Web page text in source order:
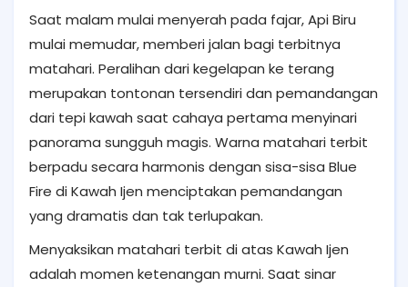
Saat malam mulai menyerah pada fajar, Api Biru
mulai memudar, memberi jalan bagi terbitnya
matahari. Peralihan dari kegelapan ke terang
merupakan tontonan tersendiri dan pemandangan
dari tepi kawah saat cahaya pertama menyinari
panorama sungguh magis. Warna matahari terbit
berpadu secara harmonis dengan sisa-sisa Blue
Fire di Kawah Ijen menciptakan pemandangan
yang dramatis dan tak terlupakan.
Menyaksikan matahari terbit di atas Kawah Ijen
adalah momen ketenangan murni. Saat sinar